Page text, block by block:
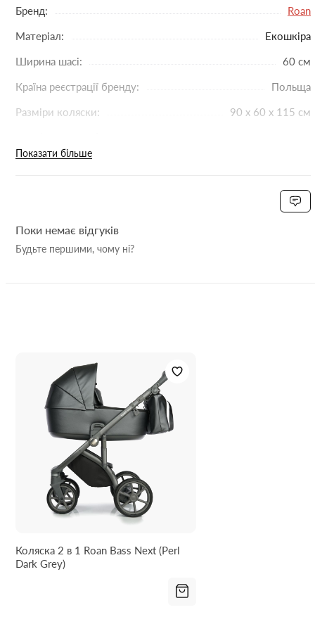
можна піднімати та опускати підголівник у колисці.
Зовнішній розмір люльки: 88 х 43 см. Внутрішній
25 см. Вага люльки: 4,8 кг.
Усередині розташований матрацик у бавовняному
чохлі, який легко знімається для прання.
Вся внутрішня обшивка виготовлена з бавовни,
Капор має жорстке кріплення до люльки, на ньому
знаходиться ручка для перенесення люльки, у
необхідно натиснути кнопки з двох сторін. У капор
вбудована антимоскітна сітка та додатковий козирок
Накидка на люльку має додатковий відворот з
оглядовим вікном, сам відворот повністю закриває
люлька відчепиться від рами.
Сталева рама коляски пофарбована порошковою
фарбою у чорний, білий чи сірий колір. Складається
рама дуже компактно - 81 х 60 х 33 см і має вагу 9 кг.
Головна особливість рами – це система SAS: 4
амортизатори встановлені на задньому шасі та по
центру рами, 2 останні можна відключити.
Ручка регулюється за висотою та має 7 положень з
підлоги. Верхнє положення –116 см від підлоги.
Ручка оброблена високоякісною шкірою еко.
На рамі є запобіжники від випадкового складання або
Бренд:
Roan
Матеріал:
Екошкіра
Ширина шасі:
60 см
Країна реєстрації бренду:
Польща
Разміри коляски:
90 х 60 х 115 см
Вага з прогулянковим блоком:
75 х 35 х 20 см
Гелеві
Поворотність коліс:
Показати більше
Поки немає відгуків
Будьте першими, чому ні?
Коляска 2 в 1 Roan Bass Next (Perl
Dark Grey)